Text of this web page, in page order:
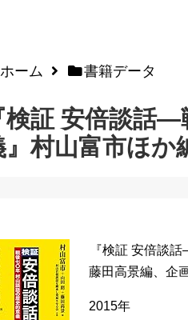
ホーム 書籍データ
検証 安倍談話
』村山富市ほか
『検証 安倍談
藤田高景編、企
2015年